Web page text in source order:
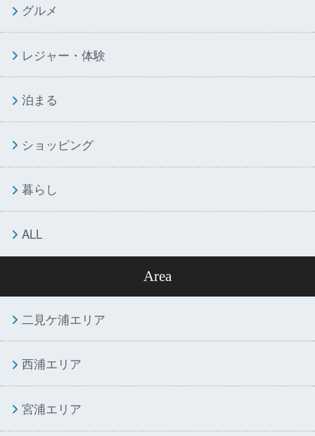
グルメ
レジャー・体験
泊まる
ショッピング
暮らし
ALL
Area
二見ケ浦エリア
西浦エリア
宮浦エリア